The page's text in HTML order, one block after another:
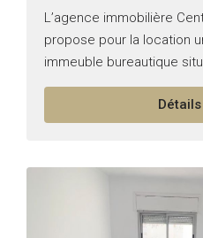
L’agence immobilière
propose pour la location
immeuble bureautique
Superficie : 650m² Il se
Détails